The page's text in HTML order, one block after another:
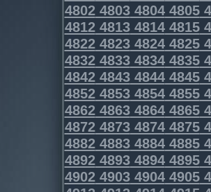
4802480348044805
4812481348144815
4822482348244825
4832483348344835
4842484348444845
4852485348544855
4862486348644865
4872487348744875
4882488348844885
4892489348944895
4902490349044905